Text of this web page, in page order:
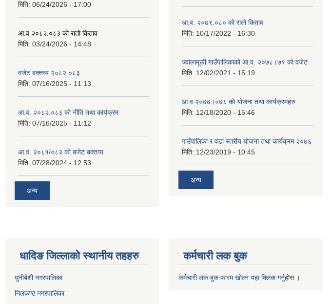
मिति: 06/24/2026 - 17:00
आ.व २०८२.०८३ को रातो किताव
मिति: 03/24/2026 - 14:48
वजेट बक्तव्य २०८२.०८३
मिति: 07/16/2025 - 11:13
आ.व. २०८२.०८३ को नीति तथा कार्यक्रम
मिति: 07/16/2025 - 11:12
आ.व. २०८१/०८२ को बजेट बक्तव्य
मिति: 07/28/2024 - 12:53
अन्य
आ.व. २०७९.०८० को रातो किताव
मिति: 10/17/2022 - 16:30
ज्वालामूखी गाउँपालिकाको आ.व. २०७८।७९ को वजेट
मिति: 12/02/2021 - 15:19
आ.व.२०७७।०७८ को योजना तथा कार्यक्रमहरु
मिति: 12/18/2020 - 15:46
गाउँपालिका र वडा स्तरीय योजना तथा कार्यक्रम २०७६
मिति: 12/23/2019 - 10:45
अन्य
धादिङ जिल्लाकाे स्थानीय तहहरु
धुनीबेंशी नगरपालिका
निलकण्ठ नगरपालिका
कर्मचारी लक बुक
कर्मचारी लक बुक फारम खोल्न यहा क्लिक गर्नुहाेस ।